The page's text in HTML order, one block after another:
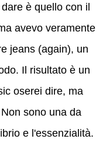
è quello con il
avevo veramente
jeans (again), un
Il risultato è un
oserei dire, ma
sono una da
e l'essenzialità.